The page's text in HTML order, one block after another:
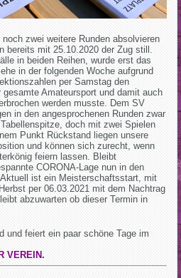
zwei weitere Runden absolvieren
bereits mit 25.10.2020 der Zug still.
in beiden Reihen, wurde erst das
in der folgenden Woche aufgrund
per Samstag den
gesamte Amateursport und damit auch
werden musste. Dem SV
in den angesprochenen Runden zwar
doch mit zwei Spielen
Punkt Rückstand liegen unsere
und können sich zurecht, wenn
feiern lassen. Bleibt
CORONA-Lage nun in den
ist ein Meisterschaftsstart, mit
per 06.03.2021 mit dem Nachtrag
abzuwarten ob dieser Termin in
und feiert ein paar schöne Tage im
VEREIN.